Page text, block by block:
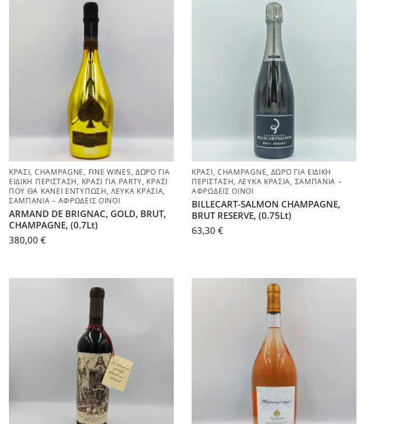
ΚΡΑΣΊ CHAMPAGNE FINE WINES ΔΏΡΟ ΓΙΑ
ΕΙΔΙΚΉ ΠΕΡΊΣΤΑΣΗ
ΚΡΑΣΊ ΓΙΑ PARTY ΚΡΑΣΊ
ΠΟΥ ΘΑ ΚΆΝΕΙ ΕΝΤΎΠΩΣΗ ,ΛΕΥΚΆ ΚΡΑΣΙΆ
ΣΑΜΠΆΝΙΑ – ΑΦΡΏΔΕΙΣ ΟΊΝΟΙ
ARMAND DE BRIGNAC, GOLD, BRUT,
CHAMPAGNE, (0.7Lt)
380,00 €
ΚΡΑΣΊ CHAMPAGNE ΔΏΡΟ ΓΙΑ ΕΙΔΙΚΉ
ΠΕΡΊΣΤΑΣΗ ΛΕΥΚΆ ΚΡΑΣΙΆ
ΣΑΜΠΆΝΙΑ –
ΑΦΡΏΔΕΙΣ ΟΊΝΟΙ
BILLECART-SALMON CHAMPAGNE,
BRUT RESERVE, (0.75Lt)
63,30€